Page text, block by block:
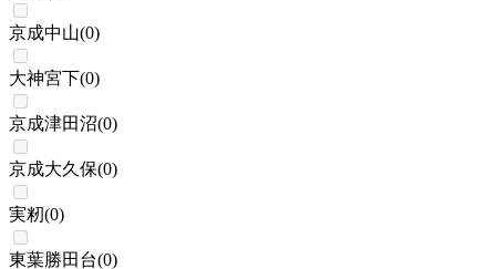
京成中山(0)
大神宮下(0)
京成津田沼(0)
京成大久保(0)
実籾(0)
東葉勝田台(0)